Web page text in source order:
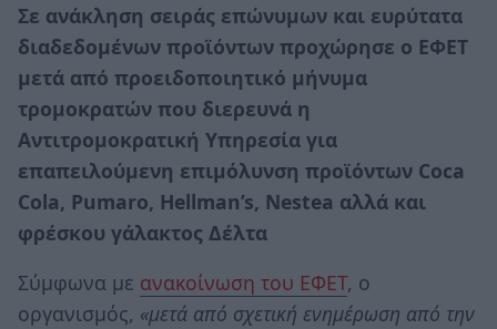
Σε ανάκληση σειράς επώνυμων και ευρύτατα
διαδεδομένων προϊόντων προχώρησε ο ΕΦΕΤ
μετά από προειδοποιητικό μήνυμα
τρομοκρατών που διερευνά η
Αντιτρομοκρατική Υπηρεσία για
επαπειλούμενη επιμόλυνση προϊόντων Coca
Cola, Pumaro, Hellman’s, Nestea αλλά και
φρέσκου γάλακτος Δέλτα
Σύμφωνα με ανακοίνωση του ΕΦΕΤ, ο
οργανισμός, «μετά από σχετική ενημέρωση από την